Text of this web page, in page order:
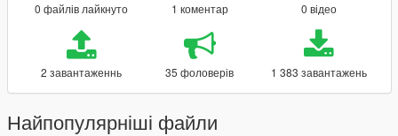
0 файлів лайкнуто 1 коментар 0 відео
2 завантаженнь 35 фоловерів 1 383 завантажень
Найпопулярніші файли